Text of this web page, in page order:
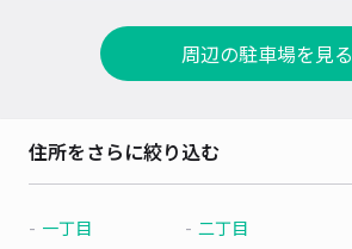
周辺の駐車場を見る
住所をさらに絞り込む
一丁目 二丁目